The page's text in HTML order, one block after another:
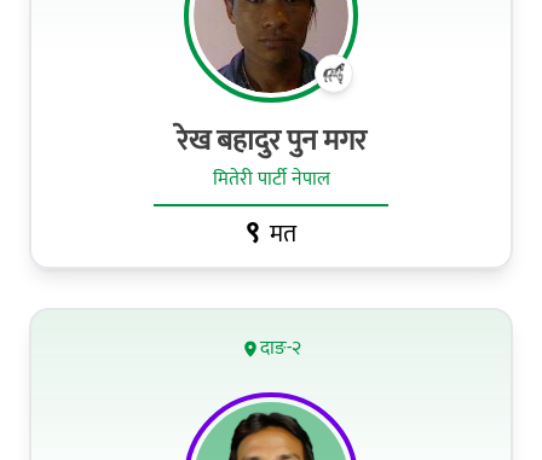
रेख बहादुर पुन मगर
मितेरी पार्टी नेपाल
९ मत
दाङ-२